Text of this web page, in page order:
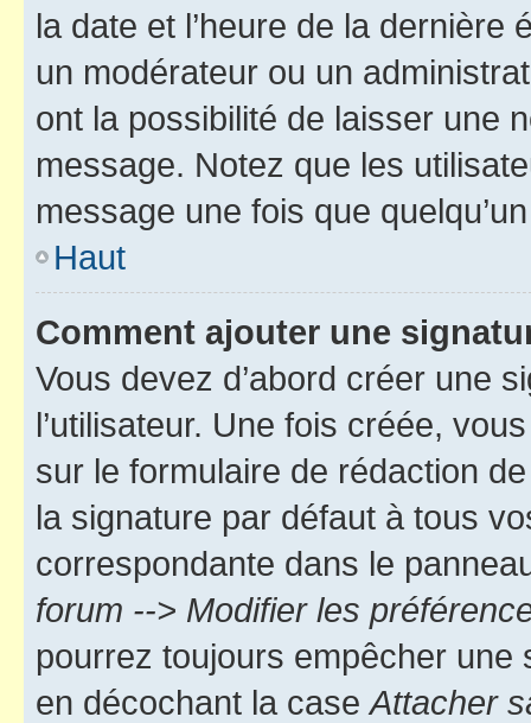
la date et l’heure de la dernière
un modérateur ou un
ont la possibilité de laisser une
message. Notez que les
message une fois que
Haut
Comment ajouter une
Vous devez d’abord créer une
l’utilisateur. Une fois créée,
sur le formulaire de rédaction
la signature par défaut à tous
correspondante dans le
forum --> Modifier les
pourrez toujours empêcher une
en décochant la caseAttacher